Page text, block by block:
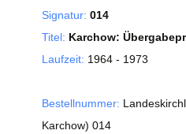
Signatur: 014
Titel: Karchow:
Laufzeit: 1964 - 1973
Bestellnummer:
Karchow) 014